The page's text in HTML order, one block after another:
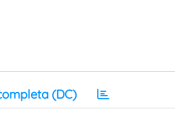
(DC)